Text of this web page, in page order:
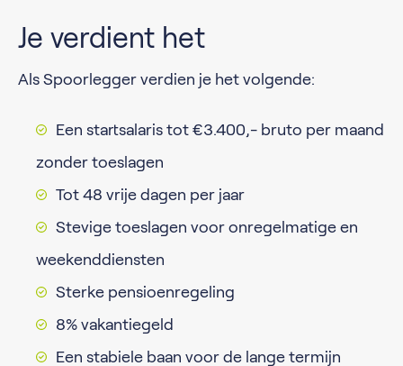
Je verdient het
Als Spoorlegger verdien je het volgende:
Een startsalaris tot €3.400,- bruto per maand
zonder toeslagen
Tot 48 vrije dagen per jaar
Stevige toeslagen voor onregelmatige en
weekenddiensten
Sterke pensioenregeling
8% vakantiegeld
Een stabiele baan voor de lange termijn